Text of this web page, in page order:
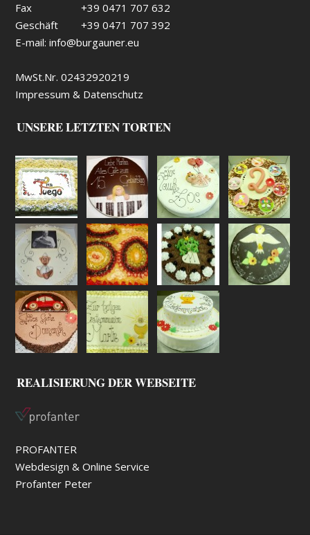
Fax
+39 0471 707 632
Geschäft
+39 0471 707 392
E-mail:info@burgauner.eu
MwSt.Nr. 02432920219
Impressum & Datenschutz
UNSERE LETZTEN TORTEN
REALISIERUNG DER WEBSEITE
PROFANTER
Webdesign & Online Service
Profanter Peter